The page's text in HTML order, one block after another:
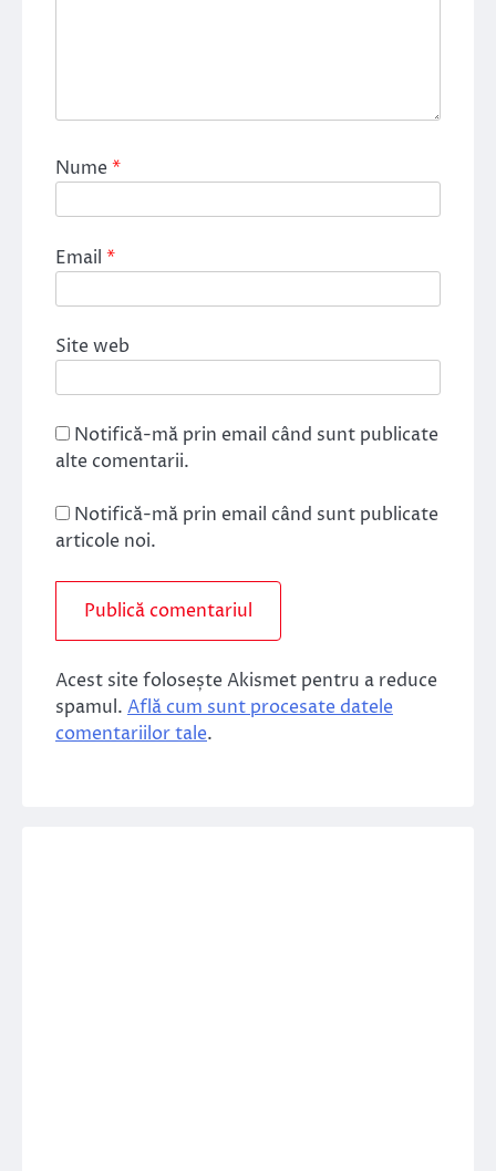
Nume*
Email *
Site web
Notifică-mă prin email când sunt publicate
alte comentarii.
Notifică-mă prin email când sunt publicate
articole noi.
Acest site folosește Akismet pentru a reduce
spamul. Află cum sunt procesate datele
comentariilor tale.